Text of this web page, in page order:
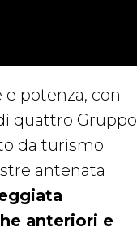
potenza, con
quattro Gruppo
da turismo
antenata
anteriori e